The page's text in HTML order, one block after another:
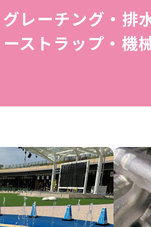
グレーチング・排
ストラップ・機